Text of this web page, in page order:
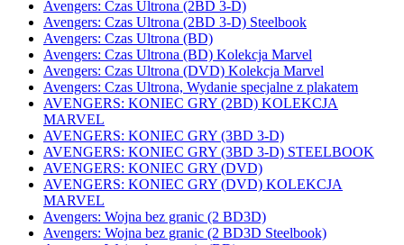
Avengers: Czas Ultrona (2BD 3-D)
Avengers: Czas Ultrona (2BD 3-D) Steelbook
Avengers: Czas Ultrona (BD)
Avengers: Czas Ultrona (BD) Kolekcja Marvel
Avengers: Czas Ultrona (DVD) Kolekcja Marvel
Avengers: Czas Ultrona, Wydanie specjalne z plakatem
AVENGERS: KONIEC GRY (2BD) KOLEKCJA
MARVEL
AVENGERS: KONIEC GRY (3BD 3-D)
AVENGERS: KONIEC GRY (3BD 3-D) STEELBOOK
AVENGERS: KONIEC GRY (DVD)
AVENGERS: KONIEC GRY (DVD) KOLEKCJA
MARVEL
Avengers: Wojna bez granic (2 BD3D)
Avengers: Wojna bez granic (2 BD3D Steelbook)